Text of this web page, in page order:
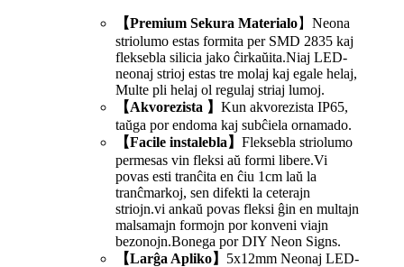
【Premium Sekura Materialo】Neona
striolumo estas formita per SMD 2835 kaj
fleksebla silicia jako ĉirkaŭita.Niaj LED-
neonaj strioj estas tre molaj kaj egale helaj,
Multe pli helaj ol regulaj striaj lumoj.
【Akvorezista 】 Kun akvorezista IP65,
taŭga por endoma kaj subĉiela ornamado.
【Facile instalebla】 Fleksebla striolumo
permesas vin fleksi aŭ formi libere.Vi
povas esti tranĉita en ĉiu 1cm laŭ la
tranĉmarkoj, sen difekti la ceterajn
striojn.vi ankaŭ povas fleksi ĝin en multajn
malsamajn formojn por konveni viajn
bezonojn.Bonega por DIY Neon Signs.
【Larĝa Apliko】 5x12mm Neonaj LED-